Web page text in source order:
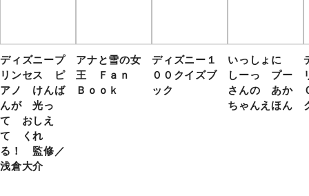
ディズニープ
リンセス ピ
アノ けんば
んが 光っ
て おしえ
て くれ
る！ 監修／
浅倉大介
アナと雪の女
王 Ｆａｎ
Ｂｏｏｋ
ディズニー１
００クイズブ
ック
いっしょに
しーっ プー
さんの あか
ちゃんえほん